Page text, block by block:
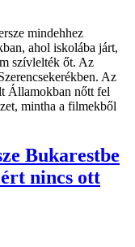
mindehhez
ahol iskolába járt,
szívlelték őt. Az
Az
Államokban nőtt fel
mintha a filmekből
Bukarestbe
nincs ott